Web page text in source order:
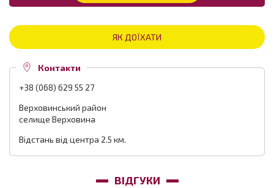
ЯК ДОЇХАТИ
Контакти
+38 (068) 629 55 27
Верховинський район
селище Верховина
Відстань від центра 2.5 км.
ВІДГУКИ